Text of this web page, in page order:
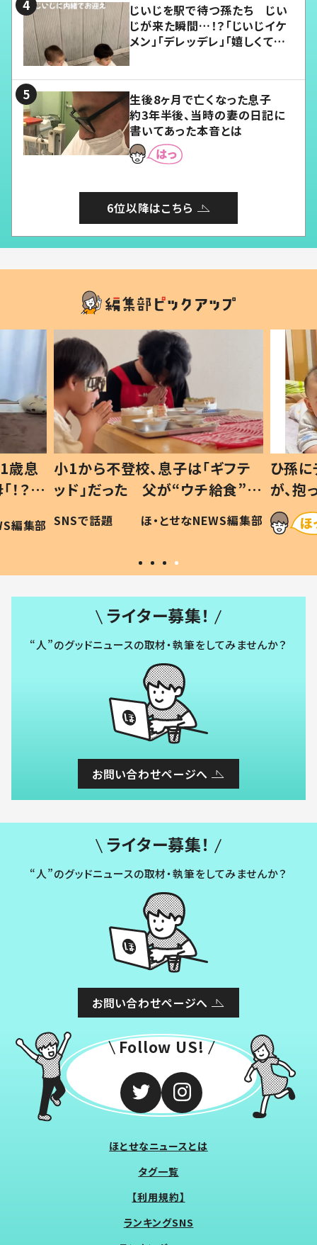
じいじを駅で待つ孫たち じい
じが来た瞬間…！？「じいじイケ
メン」「デレッデレ」「嬉しくて可
生後8ヶ月で亡くなった息子
約3年半後、当時の妻の日記に
書いてあった本音とは
6位以降はこちら
歳息
？」
編集部
小1から不登校、息子は「ギフテ
ッド」だった 父が“ウチ給食”を
作り続ける理由とは #令和の親
#令和の子
SNSで話題 ほ・とせなNEWS編集部
ひ孫
が、
「涙が
い」
ライター募集！
“人”のグッドニュースの取材・執筆をしてみませんか？
お問い合わせページへ
ライター募集！
“人”のグッドニュースの取材・執筆をしてみませんか？
お問い合わせページへ
Follow US!
ほとせなニュースとは
タグ一覧
【利用規約】
ランキングSNS